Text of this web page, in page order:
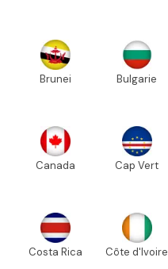
Brunei Bulgarie
Canada Cap Vert
Costa Rica Côte d'Ivoire